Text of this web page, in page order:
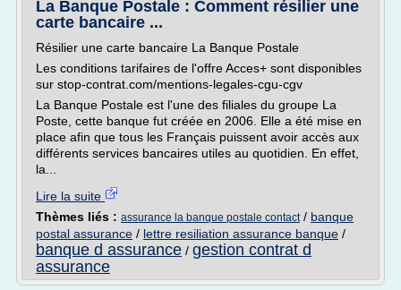
La Banque Postale : Comment résilier une
carte bancaire ...
Résilier une carte bancaire La Banque Postale
Les conditions tarifaires de l'offre Acces+ sont disponibles
sur stop-contrat.com/mentions-legales-cgu-cgv
La Banque Postale est l'une des filiales du groupe La
Poste, cette banque fut créée en 2006. Elle a été mise en
place afin que tous les Français puissent avoir accès aux
différents services bancaires utiles au quotidien. En effet,
la...
Lire la suite
Thèmes liés : assurance la banque postale contact/ banque
postal assurance / lettre resiliation assurance banque /
banque d assurance / gestion contrat d
assurance